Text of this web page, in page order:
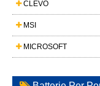
CLEVO
MSI
MICROSOFT